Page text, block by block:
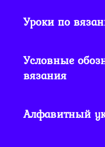
Уроки по
Условные
вязания
Алфавитный